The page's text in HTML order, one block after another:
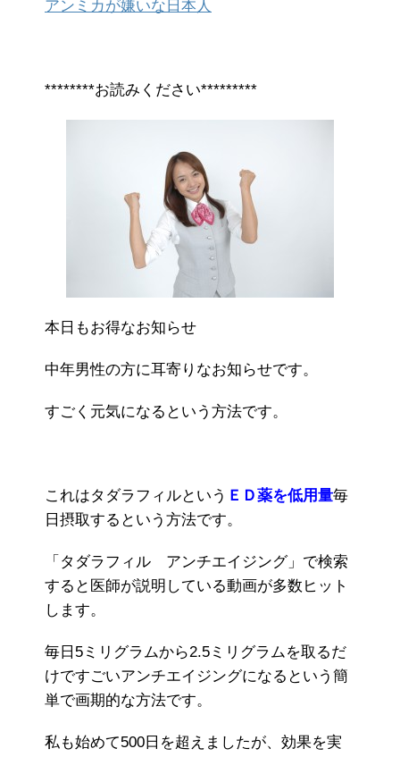
アンミカが嫌いな日本人
********お読みください*********
本日もお得なお知らせ
中年男性の方に耳寄りなお知らせです。
すごく元気になるという方法です。
これはタダラフィルという ＥＤ薬を低用量毎
日摂取するという方法です。
「タダラフィル アンチエイジング」で検索
すると医師が説明している動画が多数ヒット
します。
毎日5ミリグラムから2.5ミリグラムを取るだ
けですごいアンチエイジングになるという簡
単で画期的な方法です。
私も始めて500日を超えましたが、効果を実